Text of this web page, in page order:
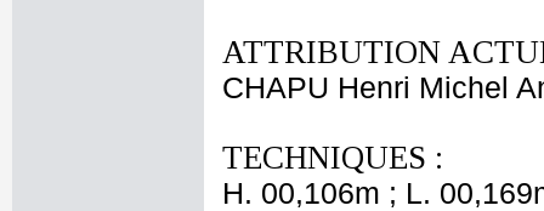
ATTRIBUTION
CHAPU Henri Michel
TECHNIQUES :
H. 00,106m ; L.